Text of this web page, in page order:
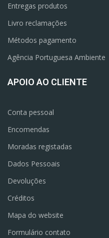
Entregas produtos
Livro reclamações
Métodos pagamento
Agência Portuguesa Ambiente
APOIO AO CLIENTE
Conta pessoal
Encomendas
Moradas registadas
Dados Pessoais
Devoluções
Créditos
Mapa do website
Formulário contato